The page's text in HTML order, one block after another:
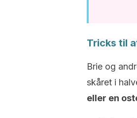
Tricks til
Brie og
skåret i
eller en